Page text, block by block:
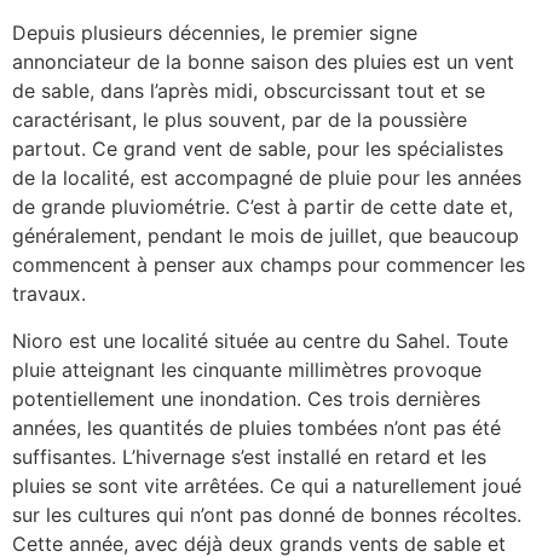
Depuis plusieurs décennies, le premier signe
annonciateur de la bonne saison des pluies est un vent
de sable, dans l’après midi, obscurcissant tout et se
caractérisant, le plus souvent, par de la poussière
partout. Ce grand vent de sable, pour les spécialistes
de la localité, est accompagné de pluie pour les années
de grande pluviométrie. C’est à partir de cette date et,
généralement, pendant le mois de juillet, que beaucoup
commencent à penser aux champs pour commencer les
travaux.
Nioro est une localité située au centre du Sahel. Toute
pluie atteignant les cinquante millimètres provoque
potentiellement une inondation. Ces trois dernières
années, les quantités de pluies tombées n’ont pas été
suffisantes. L’hivernage s’est installé en retard et les
pluies se sont vite arrêtées. Ce qui a naturellement joué
sur les cultures qui n’ont pas donné de bonnes récoltes.
Cette année, avec déjà deux grands vents de sable et